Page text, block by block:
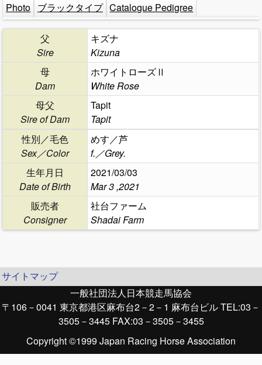
Photo ブラックタイプ Catalogue Pedigree
父
Sire
キズナ
Kizuna
母
Dam
ホワイトローズⅡ
White Rose
母父
Sire of Dam
Tapit
Tapit
性別／毛色
Sex／Color
めす／芦
f.／Grey.
生年月日
Date of Birth
2021/03/03
Mar 3 ,2021
販売者
Consigner
社台ファーム
Shadai Farm
サイトマップ
一般社団法人日本競走馬協会
〒106－0041 東京都港区麻布台2－2－1 麻布台ビル TEL:03－
3505－3445 FAX:03－3505－3455
Copyright ©1999 Japan Racing Horse Association